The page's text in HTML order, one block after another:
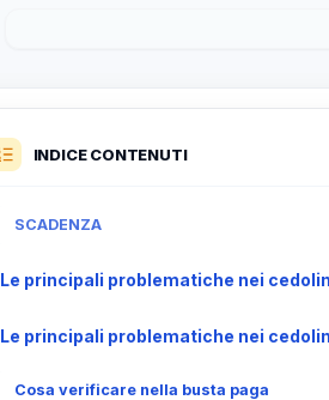
INDICE CONTENUTI
SCADENZA
Le principali problematiche nei
Le principali problematiche nei
Cosa verificare nella busta paga